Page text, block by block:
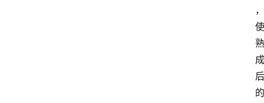
，
使
熟
成
后
的